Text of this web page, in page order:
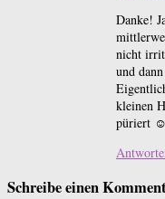
Danke!
nicht
und
kleinen
püriert ☺️
Schreibe einen